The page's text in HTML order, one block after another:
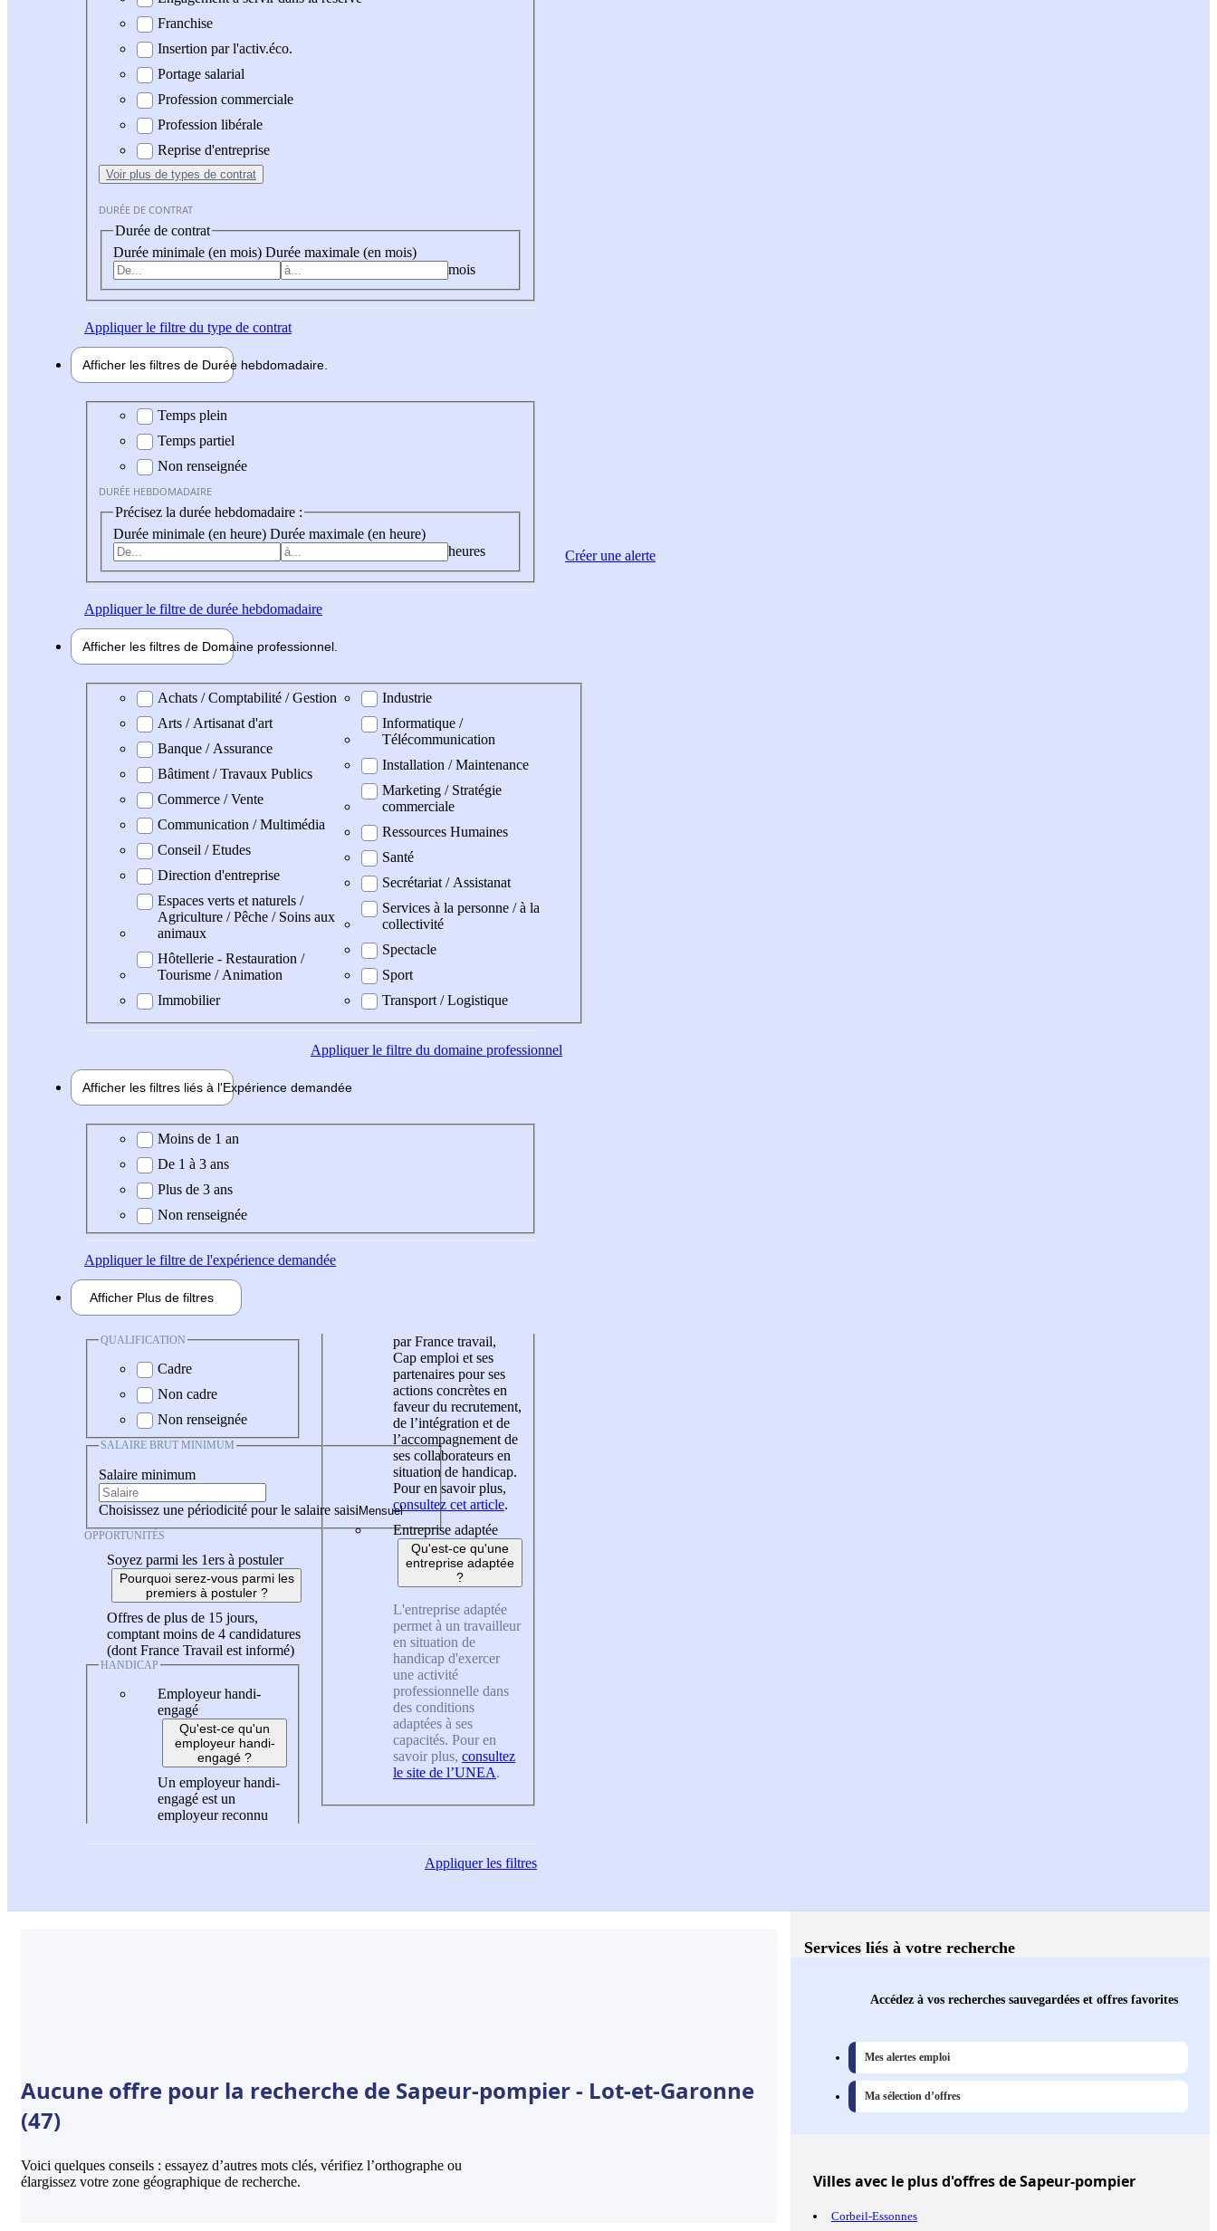
Franchise
Insertion par l'activ.éco.
Portage salarial
Profession commerciale
Profession libérale
Reprise d'entreprise
Voir plus de types de contrat
DURÉE DE CONTRAT
Durée de contrat
Durée minimale (en mois) Durée maximale (en mois)
mois
Appliquerle filtre du type de contrat
Afficher les filtres de Durée hebdomadaire
Durée hebdomadaire
Temps plein
Temps partiel
Non renseignée
DURÉE HEBDOMADAIRE
Précisez la durée hebdomadaire :
Durée minimale (en heure) Durée maximale (en heure)
heures
Appliquerle filtre de durée hebdomadaire
Afficher les filtres de Domaine professionnel
Domaine professionel
Achats / Comptabilité / Gestion
Arts / Artisanat d'art
Banque / Assurance
Bâtiment / Travaux Publics
Commerce / Vente
Communication / Multimédia
Conseil / Etudes
Direction d'entreprise
Espaces verts et naturels /
Agriculture / Pêche / Soins aux
animaux
Hôtellerie - Restauration /
Tourisme / Animation
Immobilier
Industrie
Informatique /
Télécommunication
Installation / Maintenance
Marketing / Stratégie
commerciale
Ressources Humaines
Santé
Secrétariat / Assistanat
Services à la personne / à la
collectivité
Spectacle
Sport
Transport / Logistique
Appliquerle filtre du domaine professionnel
Afficher les filtres liés à l'Expérience demandée
Expérience demandée
Moins de 1 an
De 1 à 3 ans
Plus de 3 ans
Non renseignée
Appliquerle filtre de l'expérience demandée
Afficher Plus de filtres
QUALIFICATION
Cadre
Non cadre
Non renseignée
SALAIRE BRUT MINIMUM
Salaire minimum
Choisissez une périodicité pour le salaire saisi
OPPORTUNITÉS
Soyez parmi les 1ers à postuler
Pourquoi serez-vous parmi les
premiers à postuler ?
Offres de plus de 15 jours,
comptant moins de 4 candidatures
(dont France Travail est informé)
HANDICAP
Employeur handi-
engagé
Qu'est-ce qu'un
employeur handi-
engagé ?
Un employeur handi-
engagé est un
employeur reconnu
par France travail,
Cap emploi et ses
partenaires pour ses
actions concrètes en
faveur du recrutement,
de l’intégration et de
l’accompagnement de
ses collaborateurs en
situation de handicap.
Pour en savoir plus,
consultez cet article.
Entreprise adaptée
Qu'est-ce qu'une
entreprise adaptée
?
L'entreprise adaptée
permet à un travailleur
en situation de
handicap d'exercer
une activité
professionnelle dans
des conditions
adaptées à ses
capacités. Pour en
savoir plus, consultez
le site de l’UNEA.
Appliquerles filtres
Créer une alerte
Aucune offre pour la recherche de Sapeur-pompier - Lot-et-Garonne
(47)
Voici quelques conseils : essayez d’autres mots clés, vérifiez l’orthographe ou
élargissez votre zone géographique de recherche.
Services liés à votre recherche
Accédez à vos recherches sauvegardées et offres favorites
Mes alertes emploi
Ma sélection d’offres
Villesavec le plus d'offres de Sapeur-pompier
Corbeil-Essonnes